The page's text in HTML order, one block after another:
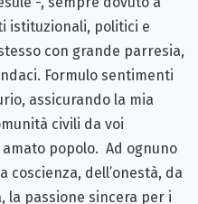
istituzionali, politici e
con grande parresia,
Formulo sentimenti
assicurando la mia
civili da voi
popolo. Ad ognuno
coscienza, dell’onestà, da
la passione sincera per i